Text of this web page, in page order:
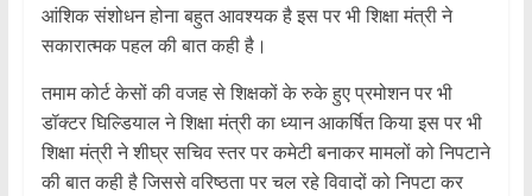
आंशिक संशोधन होना बहुत आवश्यक है इस पर भी शिक्षा मंत्री ने
सकारात्मक पहल की बात कही है।
तमाम कोर्ट केसों की वजह से शिक्षकों के रुके हुए प्रमोशन पर भी
डॉक्टर घिल्डियाल ने शिक्षा मंत्री का ध्यान आकर्षित किया इस पर भी
शिक्षा मंत्री ने शीघ्र सचिव स्तर पर कमेटी बनाकर मामलों को निपटाने
की बात कही है जिससे वरिष्ठता पर चल रहे विवादों को निपटा कर